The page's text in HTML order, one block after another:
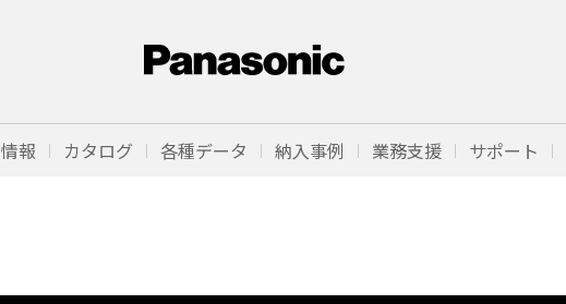
報 カタログ 各種データ 納入事例 業務支援 サポート